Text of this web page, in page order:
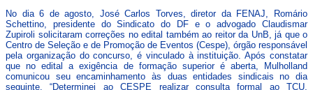
No dia 6 de agosto, José Carlos Torves, diretor da FENAJ, Romário
Schettino, presidente do Sindicato do DF e o advogado Claudismar
Zupiroli solicitaram correções no edital também ao reitor da UnB, já que o
Centro de Seleção e de Promoção de Eventos (Cespe), órgão responsável
pela organização do concurso, é vinculado à instituição. Após constatar
que no edital a exigência de formação superior é aberta, Mulholland
comunicou seu encaminhamento às duas entidades sindicais no dia
seguinte. “Determinei ao CESPE realizar consulta formal ao TCU,